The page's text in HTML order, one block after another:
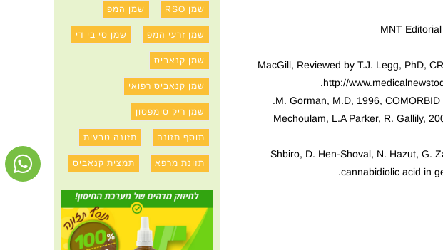
MNT
MacGill, Reviewed by T.J. Legg, PhD,
http://
M. Gorman, M.D, 1996, COMORBID
Mechoulam, L.A Parker, R. Gallily,
Shbiro, D. Hen-Shoval, N. Hazut, G.
cannabidiolic acid in
שמן RSO שמן המפ
שמן זרעי המפ שמן סי בי די
שמן קנאביס
שמן קנאביס רפואי
שמן ריק סימפסון
תוסף תזונה תזונה טבעית
תזונת מרפא תמצית קנאביס